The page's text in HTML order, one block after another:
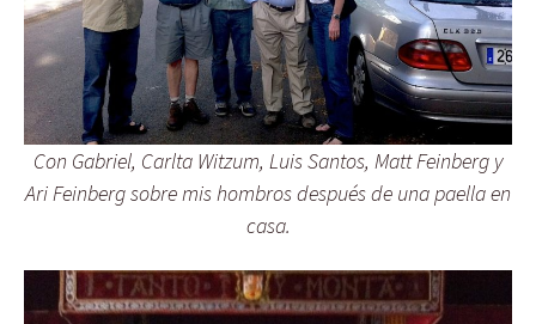
Con Gabriel, Carlta Witzum, Luis Santos, Matt Feinberg y
Ari Feinberg sobre mis hombros después de una paella en
casa.